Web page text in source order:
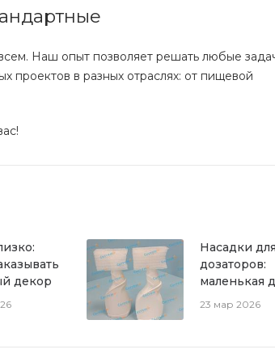
Наш опыт позволяет решать любые
проектов в разных отраслях: от пищевой
декор
Насадки для
дозаторов:
маленькая
которая
23 мар 2026